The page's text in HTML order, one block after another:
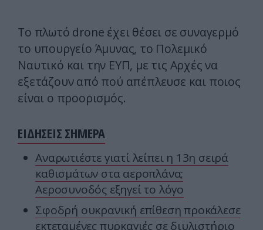
Το πλωτό drone έχει θέσει σε συναγερμό
το υπουργείο Άμυνας, το Πολεμικό
Ναυτικό και την ΕΥΠ, με τις Αρχές να
εξετάζουν από πού απέπλευσε και ποιος
είναι ο προορισμός.
ΕΙΔΗΣΕΙΣ ΣΗΜΕΡΑ
Αναρωτιέστε γιατί λείπει η 13η σειρά
καθισμάτων στα αεροπλάνα;
Αεροσυνοδός εξηγεί το λόγο
Σφοδρή ουκρανική επίθεση προκάλεσε
εκτεταμένες πυρκαγιές σε διυλιστήριο